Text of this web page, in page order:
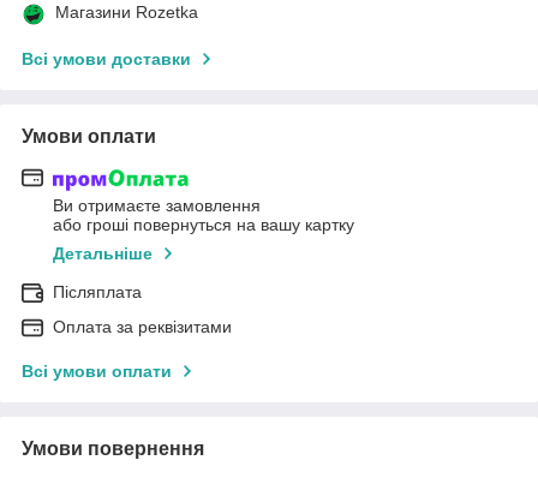
Магазини Rozetka
Всі умови доставки
Умови оплати
Ви отримаєте замовлення
або гроші повернуться на вашу картку
Детальніше
Післяплата
Оплата за реквізитами
Всі умови оплати
Умови повернення